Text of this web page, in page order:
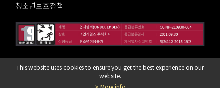
청소년보호정책
라인게임즈 주식회사
This website uses cookies to ensure you get the best experience on our
website.
> More info